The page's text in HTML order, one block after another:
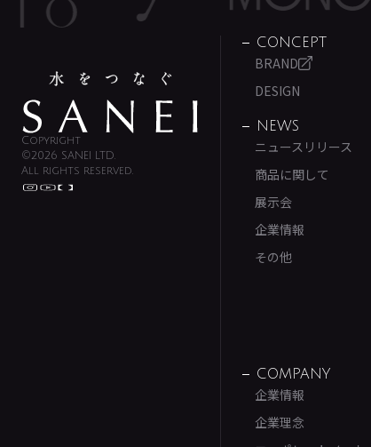
Copyright
©2026 SANEI LTD.
All rights reserved.
CONCEPT
BRAND
DESIGN
NEWS
ニュースリリース
商品に関して
展示会
企業情報
その他
COMPANY
企業情報
企業理念